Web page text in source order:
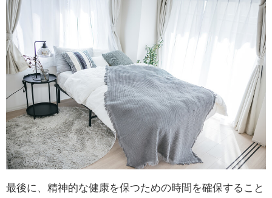
最後に、精神的な健康を保つための時間を確保すること